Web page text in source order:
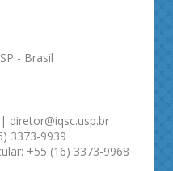
- Brasil
diretor@iqsc.usp.br
3373-9939
+55 (16) 3373-9968